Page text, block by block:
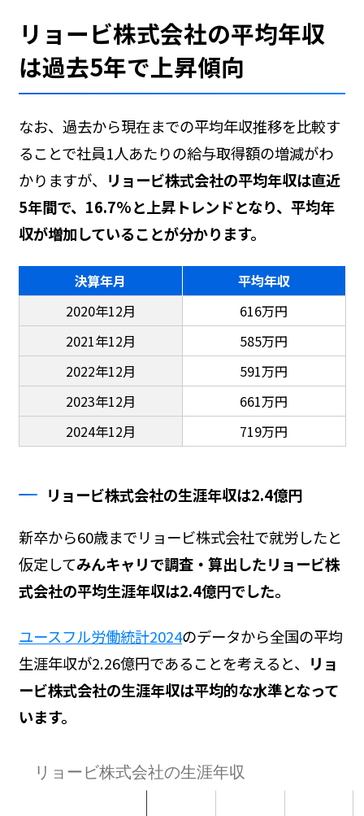
リョービ株式会社の平均年収
は過去5年で上昇傾向
なお、過去から現在までの平均年収推移を比較す
ることで社員1人あたりの給与取得額の増減がわ
かりますが、
リョービ株式会社の平均年収は直近
5年間で、16.7%と上昇トレンドとなり、平均年
収が増加していることが分かります。
決算年月
平均年収
2020年12月
616万円
2021年12月
585万円
2022年12月
591万円
2023年12月
661万円
2024年12月
719万円
リョービ株式会社の生涯年収は2.4億円
新卒から60歳までリョービ株式会社で就労したと
仮定してみんキャリで調査・算出したリョービ株
式会社の平均生涯年収は2.4億円でした。
ユースフル労働統計2024のデータから全国の平均
生涯年収が2.26億円であることを考えると、
リョ
ービ株式会社の生涯年収は平均的な水準となって
います。